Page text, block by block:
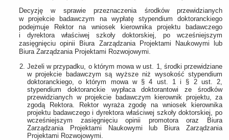
Decyzję w sprawie przeznaczenia środków przewidzianych
w projekcie badawczym na wypłatę stypendium doktoranckiego
podejmuje Rektor na wniosek kierownika projektu badawczego
i dyrektora właściwej szkoły doktorskiej, po wcześniejszym
zasięgnięciu opinii Biura Zarządzania Projektami Naukowymi lub
Biura Zarządzania Projektami Rozwojowymi.
Jeżeli w przypadku, o którym mowa w ust. 1, środki przewidziane
w projekcie badawczym są wyższe niż wysokość stypendium
doktoranckiego, o którym mowa w § 4 ust. 1 i § 2 ust. 2,
stypendium doktoranckie wypłaca doktorantowi ze środków
przewidzianych w projekcie badawczym kierownik projektu, za
zgodą Rektora. Rektor wyraża zgodę na wniosek kierownika
projektu badawczego i dyrektora właściwej szkoły doktorskiej, po
wcześniejszym zasięgnięciu opinii promotora oraz Biura
Zarządzania Projektami Naukowymi lub Biura Zarządzania
Projektami Rozwojowymi.